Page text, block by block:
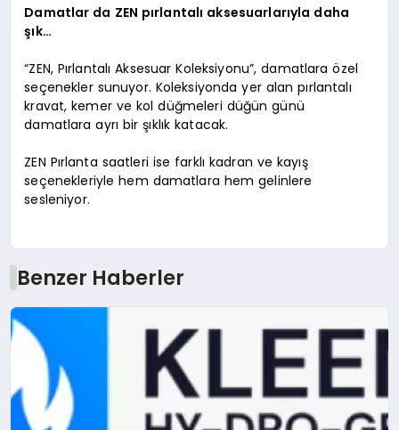
Damatlar da ZEN pırlantalı aksesuarlarıyla daha
şık…
“ZEN, Pırlantalı Aksesuar Koleksiyonu”, damatlara özel
seçenekler sunuyor. Koleksiyonda yer alan pırlantalı
kravat, kemer ve kol düğmeleri düğün günü
damatlara ayrı bir şıklık katacak.
ZEN Pırlanta saatleri ise farklı kadran ve kayış
seçenekleriyle hem damatlara hem gelinlere
sesleniyor.
Benzer Haberler